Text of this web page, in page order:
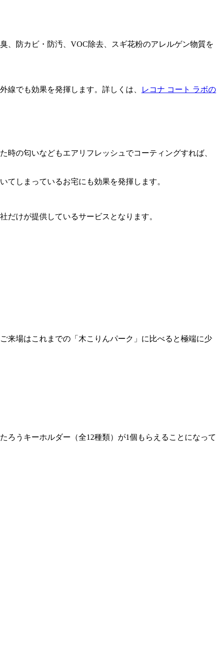
、防カビ・防汚、VOC除去、スギ花粉のアレルゲン物質を
線でも効果を発揮します。詳しくは、 レコナ コート ラボの
の匂いなどもエアリフレッシュでコーティングすれば、
しまっているお宅にも効果を発揮します。
けが提供しているサービスとなります。
来場はこれまでの「木こりんパーク」に比べると極端に少
うキーホルダー（全12種類）が1個もらえることになって